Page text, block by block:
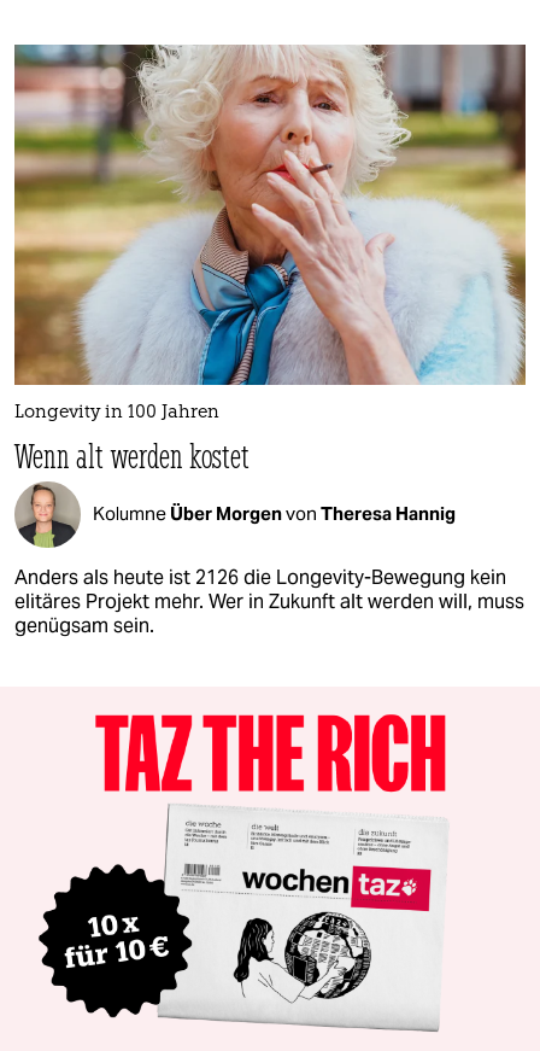
Longevity in 100 Jahren
Wenn alt werden kostet
Kolumne Über Morgenvon Theresa Hannig
Anders als heute ist 2126 die Longevity-Bewegung kein
elitäres Projekt mehr. Wer in Zukunft alt werden will, muss
genügsam sein.